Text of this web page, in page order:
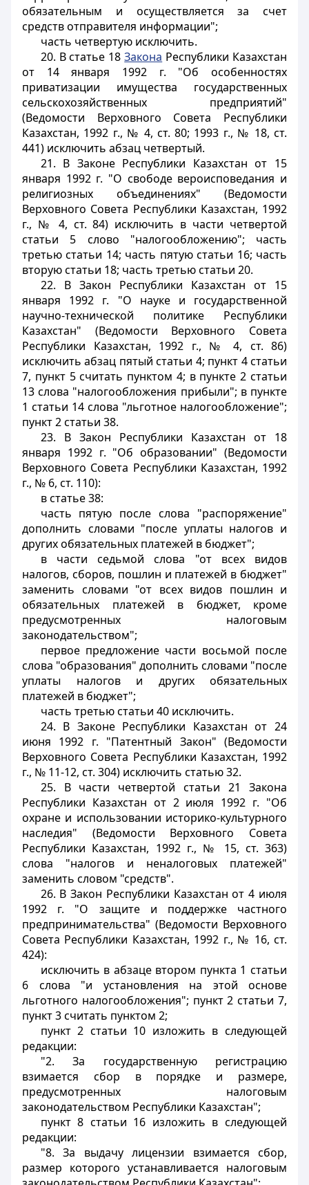
обязательным и осуществляется за счет
средств отправителя информации";
часть четвертую исключить.
20. В статье 18Закона Республики Казахстан
от 14 января 1992 г. "Об особенностях
приватизации имущества государственных
сельскохозяйственных предприятий"
(Ведомости Верховного Совета Республики
Казахстан, 1992 г., № 4, ст. 80; 1993 г., № 18, ст.
441) исключить абзац четвертый.
21. В Законе Республики Казахстан от 15
января 1992 г. "О свободе вероисповедания и
религиозных объединениях" (Ведомости
Верховного Совета Республики Казахстан, 1992
г., № 4, ст. 84) исключить в части четвертой
статьи 5 слово "налогообложению"; часть
третью статьи 14; часть пятую статьи 16; часть
вторую статьи 18; часть третью статьи 20.
22. В Закон Республики Казахстан от 15
января 1992 г. "О науке и государственной
научно-технической политике Республики
Казахстан" (Ведомости Верховного Совета
Республики Казахстан, 1992 г., № 4, ст. 86)
исключить абзац пятый статьи 4; пункт 4 статьи
7, пункт 5 считать пунктом 4; в пункте 2 статьи
13 слова "налогообложения прибыли"; в пункте
1 статьи 14 слова "льготное налогообложение";
пункт 2 статьи 38.
23. В Закон Республики Казахстан от 18
января 1992 г. "Об образовании" (Ведомости
Верховного Совета Республики Казахстан, 1992
г., № 6, ст. 110):
в статье 38:
часть пятую после слова "распоряжение"
дополнить словами "после уплаты налогов и
других обязательных платежей в бюджет";
в части седьмой слова "от всех видов
налогов, сборов, пошлин и платежей в бюджет"
заменить словами "от всех видов пошлин и
обязательных платежей в бюджет, кроме
предусмотренных налоговым
законодательством";
первое предложение части восьмой после
слова "образования" дополнить словами "после
уплаты налогов и других обязательных
платежей в бюджет";
часть третью статьи 40 исключить.
24. В Законе Республики Казахстан от 24
июня 1992 г. "Патентный Закон" (Ведомости
Верховного Совета Республики Казахстан, 1992
г., № 11-12, ст. 304) исключить статью 32.
25. В части четвертой статьи 21 Закона
Республики Казахстан от 2 июля 1992 г. "Об
охране и использовании историко-культурного
наследия" (Ведомости Верховного Совета
Республики Казахстан, 1992 г., № 15, ст. 363)
слова "налогов и неналоговых платежей"
заменить словом "средств".
26. В Закон Республики Казахстан от 4 июля
1992 г. "О защите и поддержке частного
предпринимательства" (Ведомости Верховного
Совета Республики Казахстан, 1992 г., № 16, ст.
424):
исключить в абзаце втором пункта 1 статьи
6 слова "и установления на этой основе
льготного налогообложения"; пункт 2 статьи 7,
пункт 3 считать пунктом 2;
пункт 2 статьи 10 изложить в следующей
редакции:
"2. За государственную регистрацию
взимается сбор в порядке и размере,
предусмотренных налоговым
законодательством Республики Казахстан";
пункт 8 статьи 16 изложить в следующей
редакции:
"8. За выдачу лицензии взимается сбор,
размер которого устанавливается налоговым